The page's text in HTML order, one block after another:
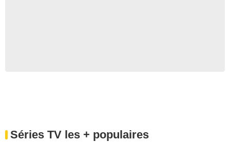
Séries TV les + populaires